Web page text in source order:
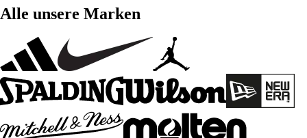
Alle unsere Marken